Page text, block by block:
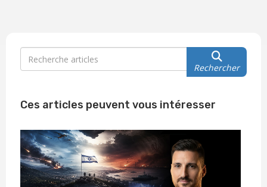
Rechercher
Ces articles peuvent vous intéresser